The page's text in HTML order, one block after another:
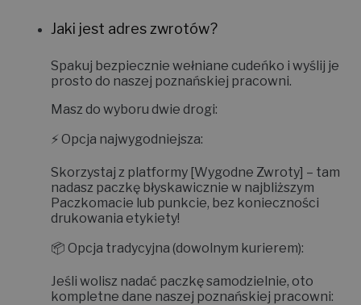
Jaki jest adres zwrotów?
Spakuj bezpiecznie wełniane cudeńko i wyślij je
prosto do naszej poznańskiej pracowni.
Masz do wyboru dwie drogi:
⚡ Opcja najwygodniejsza:
Skorzystaj z platformy [Wygodne Zwroty] – tam
nadasz paczkę błyskawicznie w najbliższym
Paczkomacie lub punkcie, bez konieczności
drukowania etykiety!
📦 Opcja tradycyjna (dowolnym kurierem):
Jeśli wolisz nadać paczkę samodzielnie, oto
kompletne dane naszej poznańskiej pracowni: